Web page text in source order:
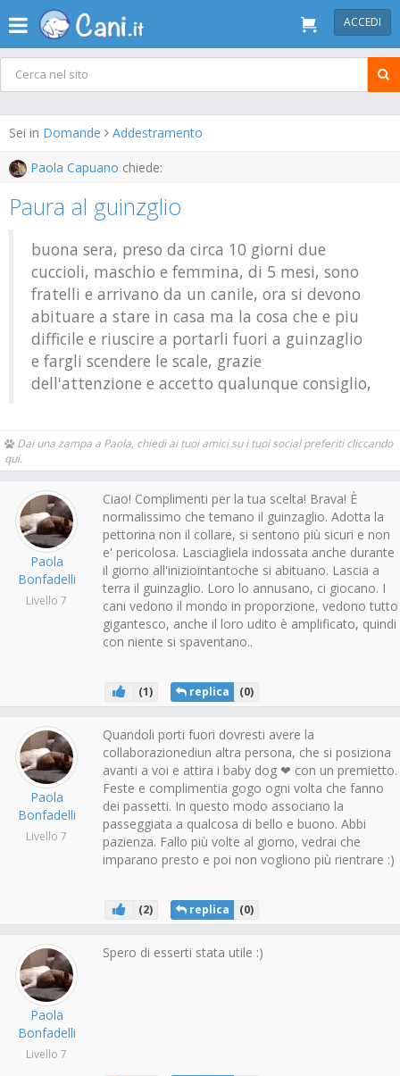
ACCEDI
Sei in Domande Addestramento
Paola Capuano chiede:
Paura al guinzglio
buona sera, preso da circa 10 giorni due
cuccioli, maschio e femmina, di 5 mesi, sono
fratelli e arrivano da un canile, ora si devono
abituare a stare in casa ma la cosa che e piu
difficile e riuscire a portarli fuori a guinzaglio
e fargli scendere le scale, grazie
dell'attenzione e accetto qualunque consiglio,
Dai una zampa a Paola, chiedi ai tuoi amici su i tuoi social preferiti cliccando
qui.
Paola
Bonfadelli
Livello 7
Ciao! Complimenti per la tua scelta! Brava! È
normalissimo che temano il guinzaglio. Adotta la
pettorina non il collare, si sentono più sicuri e non
e' pericolosa. Lasciagliela indossata anche durante
il giorno all'iniziointantoche si abituano. Lascia a
terra il guinzaglio. Loro lo annusano, ci giocano. I
cani vedono il mondo in proporzione, vedono tutto
gigantesco, anche il loro udito è amplificato, quindi
con niente si spaventano..
(1) replica (0)
Paola
Bonfadelli
Livello 7
Quandoli porti fuori dovresti avere la
collaborazionediun altra persona, che si posiziona
avanti a voi e attira i baby dog ❤ con un premietto.
Feste e complimentia gogo ogni volta che fanno
dei passetti. In questo modo associano la
passeggiata a qualcosa di bello e buono. Abbi
pazienza. Fallo più volte al giorno, vedrai che
imparano presto e poi non vogliono più rientrare :)
(2) replica (0)
Paola
Bonfadelli
Livello 7
Spero di esserti stata utile :)